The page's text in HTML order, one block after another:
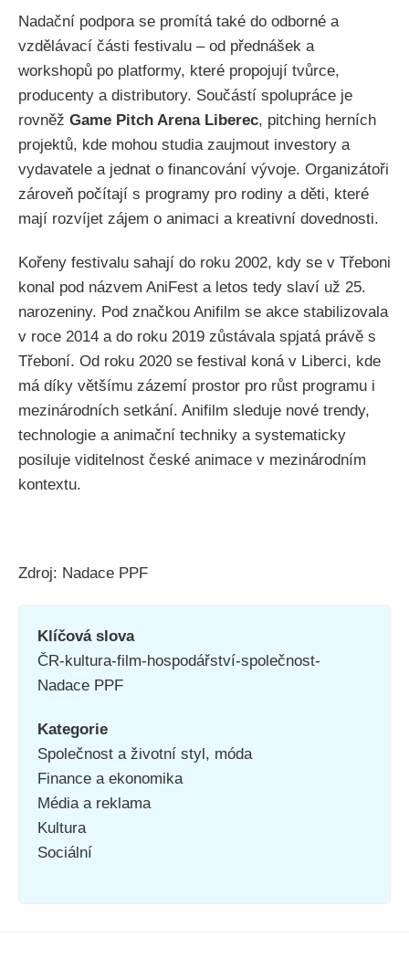
Nadační podpora se promítá také do odborné a
vzdělávací části festivalu – od přednášek a
workshopů po platformy, které propojují tvůrce,
producenty a distributory. Součástí spolupráce je
rovněž Game Pitch Arena Liberec, pitching herních
projektů, kde mohou studia zaujmout investory a
vydavatele a jednat o financování vývoje. Organizátoři
zároveň počítají s programy pro rodiny a děti, které
mají rozvíjet zájem o animaci a kreativní dovednosti.
Kořeny festivalu sahají do roku 2002, kdy se v Třeboni
konal pod názvem AniFest a letos tedy slaví už 25.
narozeniny. Pod značkou Anifilm se akce stabilizovala
v roce 2014 a do roku 2019 zůstávala spjatá právě s
Třeboní. Od roku 2020 se festival koná v Liberci, kde
má díky většímu zázemí prostor pro růst programu i
mezinárodních setkání. Anifilm sleduje nové trendy,
technologie a animační techniky a systematicky
posiluje viditelnost české animace v mezinárodním
kontextu.
Zdroj: Nadace PPF
Klíčová slova
ČR-kultura-film-hospodářství-společnost-
Nadace PPF
Kategorie
Společnost a životní styl, móda
Finance a ekonomika
Média a reklama
Kultura
Sociální